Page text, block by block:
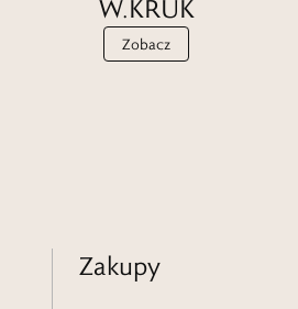
W.KRUK
Zobacz
Zakupy